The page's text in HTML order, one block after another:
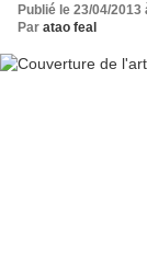
Publié le 23/04/2013
Par atao feal